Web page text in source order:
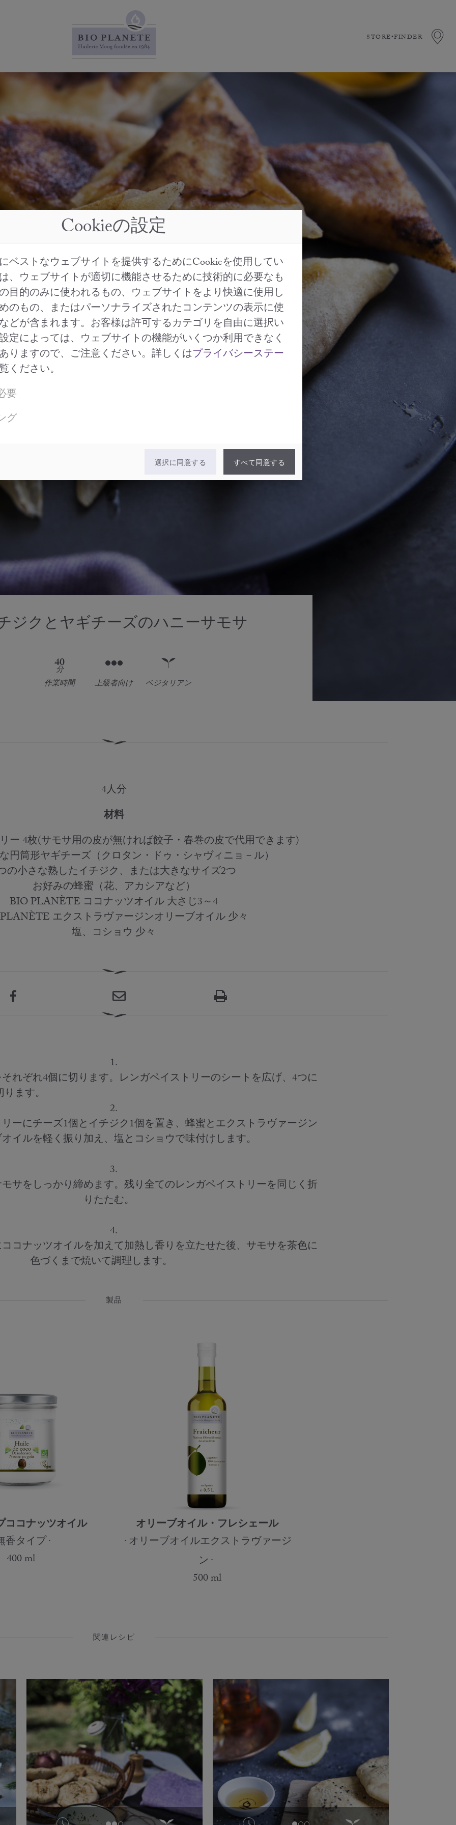
STORE•FINDER
Cookieの設定
ベストなウェブサイトを提供するためにCookieを使用してい
、ウェブサイトが適切に機能させるために技術的に必要なも
目的のみに使われるもの、ウェブサイトをより快適に使用し
のもの、またはパーソナライズされたコンテンツの表示に使
どが含まれます。お客様は許可するカテゴリを自由に選択い
定によっては、ウェブサイトの機能がいくつか利用できなく
りますので、ご注意ください。詳しくはプライバシーステー
ください。
要
グ
選択に同意する すべて同意する
ジクとヤギチーズのハニーサモサ
40
分
作業時間
上級者向け ベジタリアン
4人分
材料
ー 4枚(サモサ用の皮が無ければ餃子・春巻の皮で代用できます)
円筒形ヤギチーズ（クロタン・ドゥ・シャヴィニョ－ル）
の小さな熟したイチジク、または大きなサイズ2つ
お好みの蜂蜜（花、アカシアなど）
BIO PLANÈTE ココナッツオイル 大さじ3～4
エクストラヴァージンオリーブオイル 少々
塩、コショウ 少々
1.
れぞれ4個に切ります。レンガペイストリーのシートを広げ、4つに
ります。 ⠀⠀⠀⠀⠀⠀⠀⠀⠀⠀⠀⠀ ⠀⠀⠀⠀⠀⠀⠀⠀⠀⠀⠀⠀
2.
ーにチーズ1個とイチジク1個を置き、蜂蜜とエクストラヴァージン
イルを軽く振り加え、塩とコショウで味付けします。 ⠀
3.
サをしっかり締めます。残り全てのレンガペイストリーを同じく折
りたたむ。 ⠀
4.
コナッツオイルを加えて加熱し香りを立たせた後、サモサを茶色に
色づくまで焼いて調理します。 ⠀⠀⠀
製品
ココナッツオイル
香タイプ
400 ml
オリーブオイル・フレシェール
オリーブオイルエクストラヴァージ
ン
500 ml
関連レシピ